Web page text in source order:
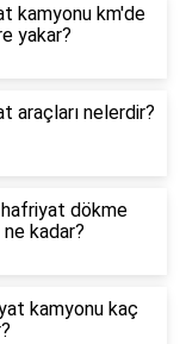
kamyonu km'de
yakar?
araçları nelerdir?
hafriyat dökme
ne kadar?
kamyonu kaç